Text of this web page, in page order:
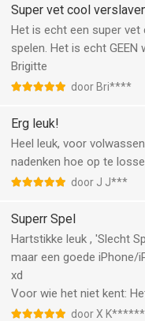
Super vet cool
Het is echt een super
spelen. Het is echt GEEN
Brigitte
door Bri****
Erg leuk!
Heel leuk, voor
nadenken hoe op te
door J J***
Superr Spel
Hartstikke leuk , 'Slecht
maar een goede iPhone/
xd
Voor wie het niet kent:
door X